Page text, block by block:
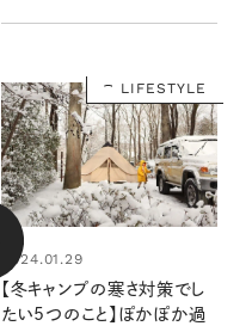
めキャンプ場】
LIFESTYLE
2024.01.29
【冬キャンプの寒さ対策でし
たい5つのこと】ぽかぽか過